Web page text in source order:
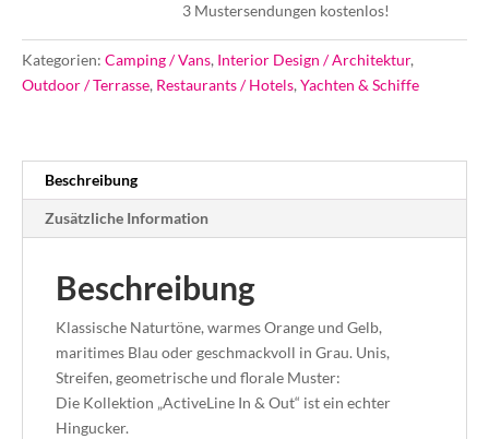
3 Mustersendungen kostenlos!
Kategorien: Camping / Vans, Interior Design / Architektur,
Outdoor / Terrasse, Restaurants / Hotels, Yachten & Schiffe
Beschreibung
Zusätzliche Information
Beschreibung
Klassische Naturtöne, warmes Orange und Gelb,
maritimes Blau oder geschmackvoll in Grau. Unis,
Streifen, geometrische und florale Muster:
Die Kollektion „ActiveLine In & Out“ ist ein echter
Hingucker.